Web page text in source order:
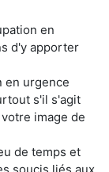
en
d'y apporter
en urgence
s'il s'agit
image de
de temps et